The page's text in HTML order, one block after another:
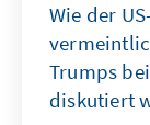
Wie der
Trumps
diskutiert